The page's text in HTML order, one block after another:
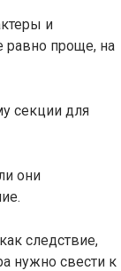
и
равно проще, на
секции для
они
следствие,
нужно свести к